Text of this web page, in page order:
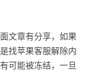
文章有分享，如果
找苹果客服解除内
可能被冻结，一旦